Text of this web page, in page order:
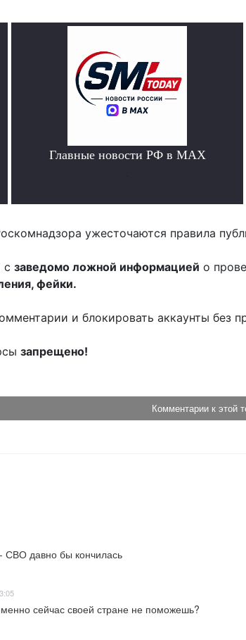
Главные новости РФ в MAX
ужесточаются правила
с заведомо ложной информацией о
фейки.
и блокировать аккаунты без
запрещено!
Комментарии к этой
СВО давно бы кончилась
сейчас своей стране не поможешь?